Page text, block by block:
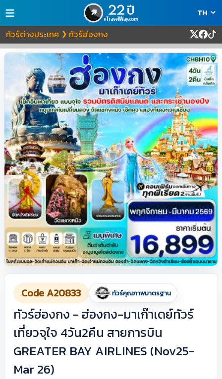
≡
ทัวร์ต่างประเทศ ❯ ทัวร์ฮ่องกง
Code A20833 ทัวร์คุณภาพมาตรฐาน
ทัวร์ฮ่องกง - ฮ่องกง-มาเก๊าเดย์ทัวร์
เที่ยวจุใจ 4วัน2คืน สายการบิน
GREATER BAY AIRLINES (Nov25-
Mar 26)